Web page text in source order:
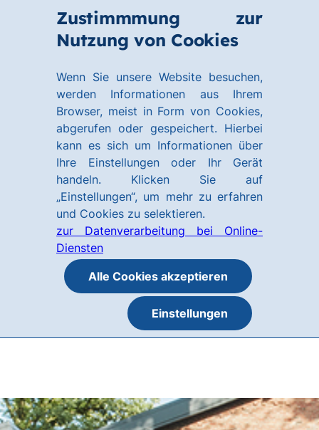
Zustimmmung zur
Nutzung von Cookies
Wenn Sie unsere Website besuchen,
werden Informationen aus Ihrem
Browser, meist in Form von Cookies,
abgerufen oder gespeichert. Hierbei
kann es sich um Informationen über
Ihre Einstellungen oder Ihr Gerät
handeln. Klicken Sie auf
„Einstellungen“, um mehr zu erfahren
und Cookies zu selektieren.
zur Datenverarbeitung bei Online-
Diensten
Alle Cookies akzeptieren
Einstellungen
Hauptinhalt